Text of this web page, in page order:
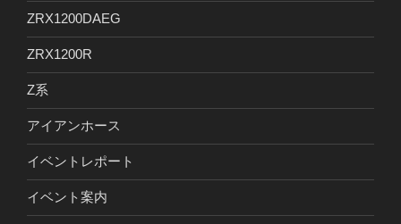
ZRX1200DAEG
ZRX1200R
Z系
アイアンホース
イベントレポート
イベント案内